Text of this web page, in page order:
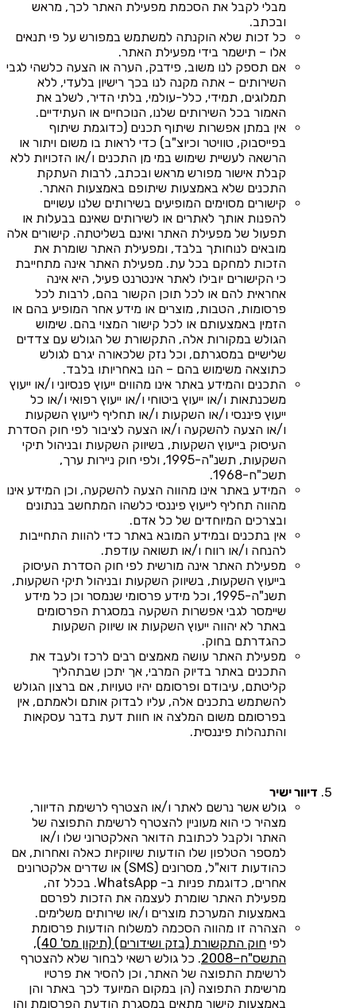
מבלי לקבל את הסכמת מפעילת האתר לכך, מראש
ובכתב.
כל זכות שלא הוקנתה למשתמש במפורש על פי תנאים
אלו – תישמר בידי מפעילת האתר.
אם תספק לנו משוב, פידבק, הערה או הצעה כלשהי לגבי
השירותים – אתה מקנה לנו בכך רישיון בלעדי, ללא
תמלוגים, תמידי, כלל-עולמי, בלתי הדיר, לשלב את
האמור בכל השירותים שלנו, הנוכחיים או העתידיים.
אין במתן אפשרות שיתוף תכנים (כדוגמת שיתוף
בפייסבוק, טוויטר וכיוצ"ב) כדי לראות בו משום ויתור או
הרשאה לעשיית שימוש במי מן התכנים ו/או הזכויות ללא
קבלת אישור מפורש מראש ובכתב, לרבות העתקת
התכנים שלא באמצעות שיתופם באמצעות האתר.
קישורים מסוימים המופיעים בשירותים שלנו עשויים
להפנות אותך לאתרים או לשירותים שאינם בבעלות או
תפעול של מפעילת האתר ואינם בשליטתה. קישורים אלה
מובאים לנוחותך בלבד, ומפעילת האתר שומרת את
הזכות למחקם בכל עת. מפעילת האתר אינה מתחייבת
כי הקישורים יובילו לאתר אינטרנט פעיל, היא אינה
אחראית להם או לכל תוכן הקשור בהם, לרבות לכל
פרסומות, הטבות, מוצרים או מידע אחר המופיע בהם או
הזמין באמצעותם או לכל קישור המצוי בהם. שימוש
הגולש במקורות אלה, התקשורת של הגולש עם צדדים
שלישיים במסגרתם, וכל נזק שלכאורה יגרם לגולש
כתוצאה משימוש בהם – הנו באחריותו בלבד.
התכנים והמידע באתר אינו מהווים ייעוץ פנסיוני ו/או ייעוץ
משכנתאות ו/או ייעוץ ביטוחי ו/או ייעוץ רפואי ו/או כל
ייעוץ פיננסי ו/או השקעות ו/או תחליף לייעוץ השקעות
ו/או הצעה להשקעה ו/או הצעה לציבור לפי חוק הסדרת
העיסוק בייעוץ השקעות, בשיווק השקעות ובניהול תיקי
השקעות, תשנ"ה-1995, ולפי חוק ניירות ערך,
תשכ"ח-1968.
המידע באתר אינו מהווה הצעה להשקעה, וכן המידע אינו
מהווה תחליף לייעוץ פיננסי כלשהו המתחשב בנתונים
ובצרכים המיוחדים של כל אדם.
אין בתכנים ובמידע המובא באתר כדי להוות התחייבות
להנחה ו/או רווח ו/או תשואה עודפת.
מפעילת האתר אינה מורשית לפי חוק הסדרת העיסוק
בייעוץ השקעות, בשיווק השקעות ובניהול תיקי השקעות,
תשנ"ה-1995, וכל מידע פרסומי שנמסר וכן כל מידע
שיימסר לגבי אפשרות השקעה במסגרת הפרסומים
באתר לא יהווה ייעוץ השקעות או שיווק השקעות
כהגדרתם בחוק.
מפעילת האתר עושה מאמצים רבים לרכז ולעבד את
התכנים באתר בדיוק המרבי, אך יתכן שבתהליך
קליטתם, עיבודם ופרסומם יהיו טעויות, אם ברצון הגולש
להשתמש בתכנים אלה, עליו לבדוק אותם ולאמתם, אין
בפרסומם משום המלצה או חוות דעת בדבר עסקאות
והתנהלות פיננסית.
דיוור ישיר
גולש אשר נרשם לאתר ו/או הצטרף לרשימת הדיוור,
מצהיר כי הוא מעוניין להצטרף לרשימת התפוצה של
האתר ולקבל לכתובת הדואר האלקטרוני שלו ו/או
למספר הטלפון שלו הודעות שיווקיות כאלה ואחרות, אם
כהודעות דוא"ל, מסרונים (SMS) או שדרים אלקטרונים
אחרים, כדוגמת פניות ב- WhatsApp. בכלל זה,
מפעילת האתר שומרת לעצמה את הזכות לפרסם
באמצעות המערכת מוצרים ו/או שירותים משלימים.
הצהרה זו מהווה הסכמה למשלוח הודעות פרסומת
לפי
חוק התקשורת (בזק ושידורים) (תיקון מס' 40),
התשס"ח–2008
. כל גולש רשאי לבחור שלא להצטרף
לרשימת התפוצה של האתר, וכן להסיר את פרטיו
מרשימת התפוצה (הן במקום המיועד לכך באתר והן
באמצעות קישור מתאים במסגרת הודעת הפרסומת והן